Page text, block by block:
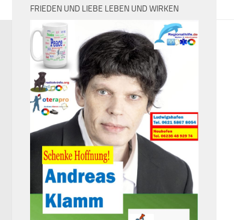
FRIEDEN UND LIEBE LEBEN UND WIRKEN